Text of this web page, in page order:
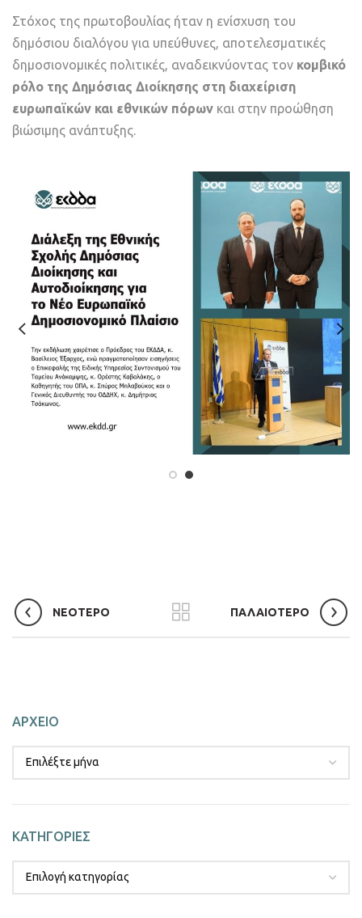
Στόχος της πρωτοβουλίας ήταν η ενίσχυση του
δημόσιου διαλόγου για υπεύθυνες, αποτελεσματικές
δημοσιονομικές πολιτικές, αναδεικνύοντας τον κομβικό
ρόλο της Δημόσιας Διοίκησης στη διαχείριση
ευρωπαϊκών και εθνικών πόρων και στην προώθηση
βιώσιμης ανάπτυξης.
ΝΕΟΤΕΡΟ ΠΑΛΑΙΟΤΕΡΟ
ΑΡΧΕΙΟ
ΚΑΤΗΓΟΡΙΕΣ